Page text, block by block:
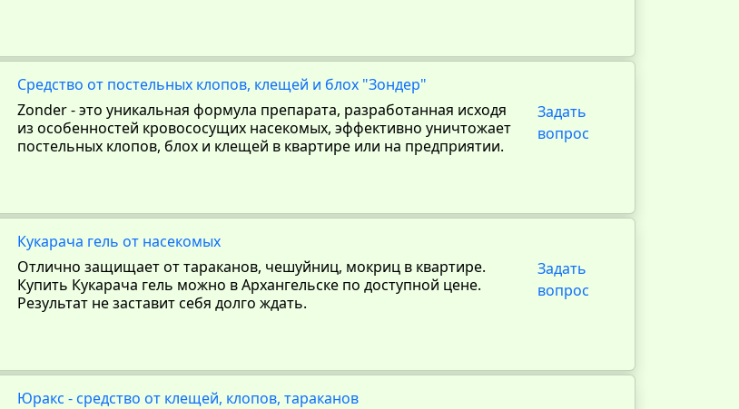
Средство от постельных клопов, клещей и блох "Зондер"
Zonder - это уникальная формула препарата, разработанная исходя
из особенностей кровососущих насекомых, эффективно уничтожает
постельных клопов, блох и клещей в квартире или на предприятии.
Задать
вопрос
Кукарача гель от насекомых
Отлично защищает от тараканов, чешуйниц, мокриц в квартире.
Купить Кукарача гель можно в Архангельске по доступной цене.
Результат не заставит себя долго ждать.
Задать
вопрос
Юракс - средство от клещей, клопов, тараканов